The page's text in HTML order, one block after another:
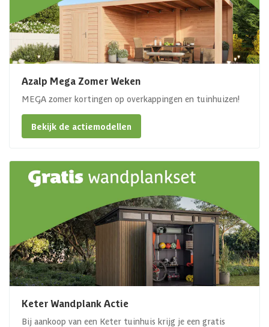
Azalp Mega Zomer Weken
MEGA zomer kortingen op overkappingen en tuinhuizen!
Bekijk de actiemodellen
Keter Wandplank Actie
Bij aankoop van een Keter tuinhuis krijg je een gratis